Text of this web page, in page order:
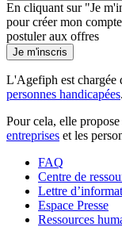
En cliquant sur "Je
pour créer mon
postuler aux offres
Je m'inscris
L'Agefiph est chargée
personnes handicapées.
Pour cela, elle
entreprises et les
FAQ
Centre de
Lettre
Espace Presse
Ressources